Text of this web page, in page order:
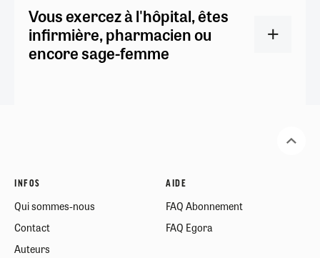
Vous exercez à l'hôpital, êtes
infirmière, pharmacien ou
encore sage-femme
INFOS
Qui sommes-nous
Contact
Auteurs
AIDE
FAQ Abonnement
FAQ Egora